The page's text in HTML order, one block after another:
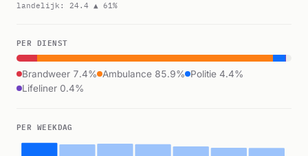
landelijk: 24.4 ▲ 61%
PER DIENST
Brandweer 7.4% Ambulance 85.9%
Politie 4.4%
Lifeliner 0.4%
PER WEEKDAG